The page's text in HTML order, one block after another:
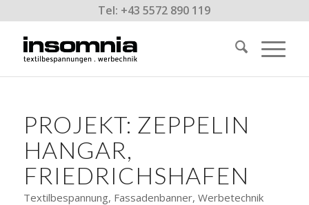
Tel: +43 5572 890 119
PROJEKT: ZEPPELIN
HANGAR,
FRIEDRICHSHAFEN
Textilbespannung, Fassadenbanner, Werbetechnik